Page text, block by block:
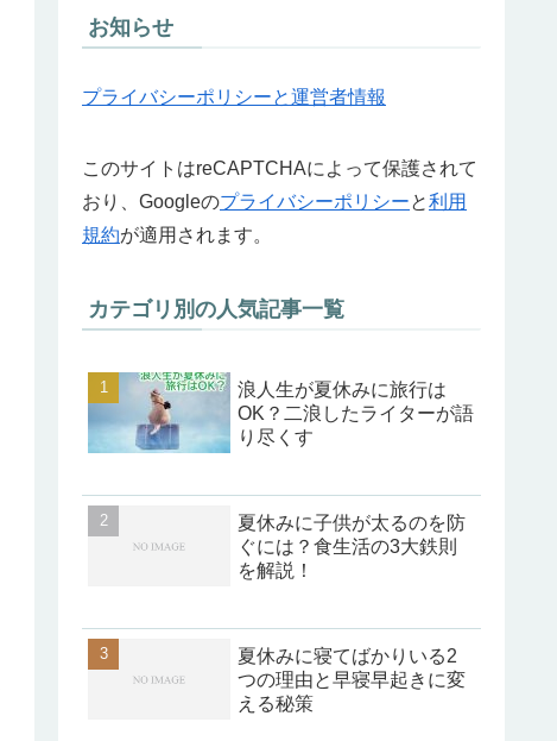
お知らせ
プライバシーポリシーと運営者情報
このサイトはreCAPTCHAによって保護されて
おり、Googleのプライバシーポリシーと利用
規約が適用されます。
カテゴリ別の人気記事一覧
浪人生が夏休みに旅行は
OK？二浪したライターが語
り尽くす
夏休みに子供が太るのを防
ぐには？食生活の3大鉄則
を解説！
夏休みに寝てばかりいる2
つの理由と早寝早起きに変
える秘策